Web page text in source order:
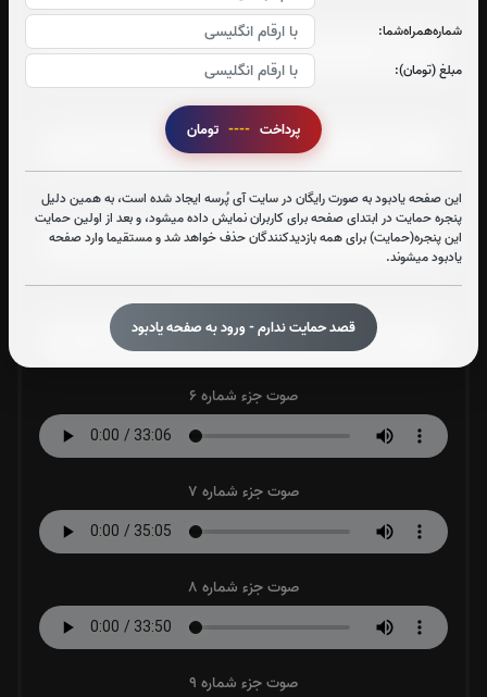
شماره‌همراه‌شما:
مبلغ (تومان):
پرداخت ----
این صفحه یادبود به صورت رایگان در سایت آی پُرسه ایجاد شده است، به همین دلیل
پنجره حمایت در ابتدای صفحه برای کاربران نمایش داده میشود، و بعد از اولین حمایت
این پنجره(حمایت) برای همه بازدیدکنندگان حذف خواهد شد و مستقیما وارد صفحه
یادبود میشوند.
قصد حمایت ندارم - ورود به صفحه یادبود
صوت جزء شماره 2
صوت جزء شماره 3
صوت جزء شماره 4
صوت جزء شماره 5
صوت جزء شماره 6
صوت جزء شماره 7
صوت جزء شماره 8
صوت جزء شماره 9